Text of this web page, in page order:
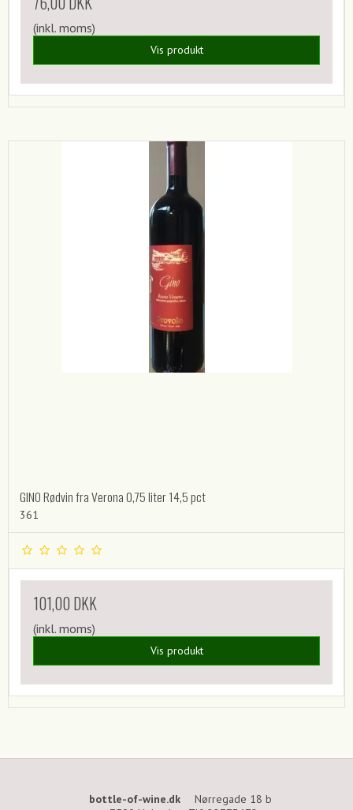
(inkl. moms)
Vis produkt
GINO Rødvin fra Verona 0,75 liter 14,5 pct
361
101,00 DKK
(inkl. moms)
Vis produkt
bottle-of-wine.dk
Nørregade 18 b